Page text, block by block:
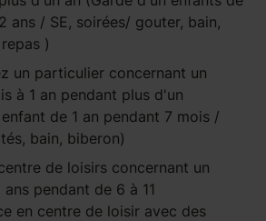
ans / SE, soirées/ gouter, bain,
)
un particulier concernant un
à 1 an pendant plus d'un
de 1 an pendant 7 mois /
bain, biberon)
de loisirs concernant un
ans pendant de 6 à 11
en centre de loisir avec des